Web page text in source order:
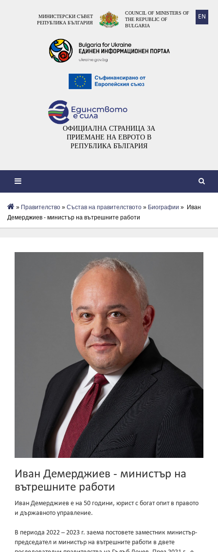
EN
МИНИСТЕРСКИ СЪВЕТ
РЕПУБЛИКА БЪЛГАРИЯ
COUNCIL OF MINISTERS OF
THE REPUBLIC OF
BULGARIA
ОФИЦИАЛНА СТРАНИЦА ЗА
ПРИЕМАНЕ НА ЕВРОТО В
РЕПУБЛИКА БЪЛГАРИЯ
» Правителство » Състав на правителството » Биографии » Иван
Демерджиев - министър на вътрешните работи
Иван Демерджиев - министър на
вътрешните работи
Иван Демерджиев е на 50 години, юрист с богат опит в правото
и държавното управление.
В периода 2022 – 2023 г. заема постовете заместник министър-
председател и министър на вътрешните работи в двете